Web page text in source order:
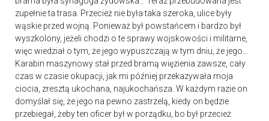
zupełnie ta trasa. Przecież nie była taka szeroka, ulice były
wąskie przed wojną. Ponieważ był powstańcem i bardzo był
wyszkolony, jeżeli chodzi o te sprawy wojskowości i militarne,
więc wiedział o tym, że jego wypuszczają w tym dniu, że jego…
Karabin maszynowy stał przed bramą więzienia zawsze, cały
czas w czasie okupacji, jak mi później przekazywała moja
ciocia, zresztą ukochana, najukochańsza. W każdym razie on
domyślał się, że jego na pewno zastrzelą, kiedy on będzie
przebiegał, żeby ten oficer był w porządku, bo był przecież